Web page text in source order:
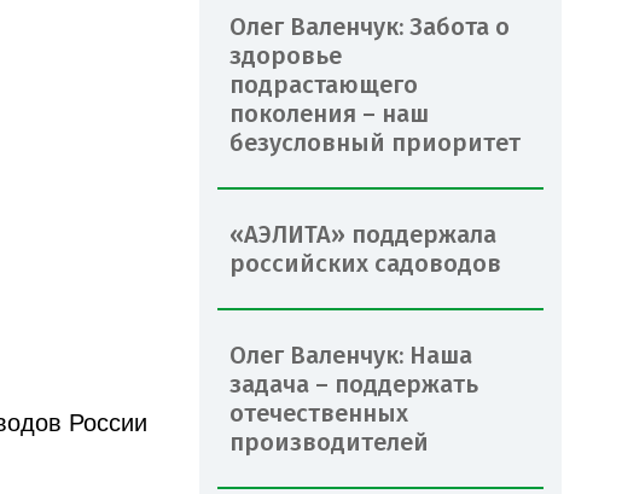
России
Олег Валенчук: Забота о
здоровье
подрастающего
поколения – наш
безусловный приоритет
«АЭЛИТА» поддержала
российских садоводов
Олег Валенчук: Наша
задача – поддержать
отечественных
производителей